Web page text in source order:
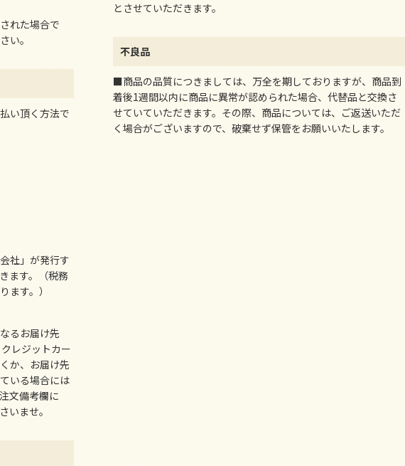
れた場合で
い。
い頂く方法で
社」が発行す
ます。（税務
ます。）
るお届け先
レジットカー
か、お届け先
いる場合には
文備考欄に
いませ。
とさせていただきます。
不良品
■商品の品質につきましては、万全を期しておりますが、商品到
着後1週間以内に商品に異常が認められた場合、代替品と交換さ
せていていただきます。その際、商品については、ご返送いただ
く場合がございますので、破棄せず保管をお願いいたします。